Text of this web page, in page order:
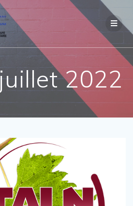
juillet 2022